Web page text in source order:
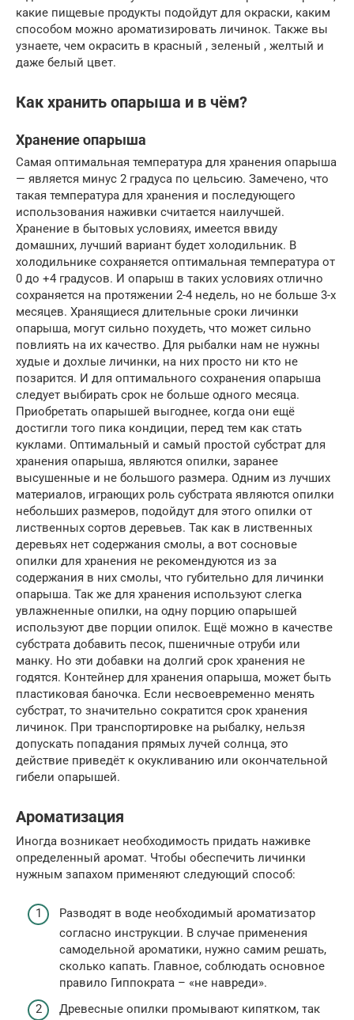
какие пищевые продукты подойдут для окраски, каким
способом можно ароматизировать личинок. Также вы
узнаете, чем окрасить в красный , зеленый , желтый и
даже белый цвет.
Как хранить опарыша и в чём?
Хранение опарыша
Самая оптимальная температура для хранения опарыша
— является минус 2 градуса по цельсию. Замечено, что
такая температура для хранения и последующего
использования наживки считается наилучшей.
Хранение в бытовых условиях, имеется ввиду
домашних, лучший вариант будет холодильник. В
холодильнике сохраняется оптимальная температура от
0 до +4 градусов. И опарыш в таких условиях отлично
сохраняется на протяжении 2-4 недель, но не больше 3-х
месяцев. Хранящиеся длительные сроки личинки
опарыша, могут сильно похудеть, что может сильно
повлиять на их качество. Для рыбалки нам не нужны
худые и дохлые личинки, на них просто ни кто не
позарится. И для оптимального сохранения опарыша
следует выбирать срок не больше одного месяца.
Приобретать опарышей выгоднее, когда они ещё
достигли того пика кондиции, перед тем как стать
куклами. Оптимальный и самый простой субстрат для
хранения опарыша, являются опилки, заранее
высушенные и не большого размера. Одним из лучших
материалов, играющих роль субстрата являются опилки
небольших размеров, подойдут для этого опилки от
лиственных сортов деревьев. Так как в лиственных
деревьях нет содержания смолы, а вот сосновые
опилки для хранения не рекомендуются из за
содержания в них смолы, что губительно для личинки
опарыша. Так же для хранения используют слегка
увлажненные опилки, на одну порцию опарышей
используют две порции опилок. Ещё можно в качестве
субстрата добавить песок, пшеничные отруби или
манку. Но эти добавки на долгий срок хранения не
годятся. Контейнер для хранения опарыша, может быть
пластиковая баночка. Если несвоевременно менять
субстрат, то значительно сократится срок хранения
личинок. При транспортировке на рыбалку, нельзя
допускать попадания прямых лучей солнца, это
действие приведёт к окукливанию или окончательной
гибели опарышей.
Ароматизация
Иногда возникает необходимость придать наживке
определенный аромат. Чтобы обеспечить личинки
нужным запахом применяют следующий способ:
Разводят в воде необходимый ароматизатор
согласно инструкции. В случае применения
самодельной ароматики, нужно самим решать,
сколько капать. Главное, соблюдать основное
правило Гиппократа – «не навреди».
Древесные опилки промывают кипятком, так